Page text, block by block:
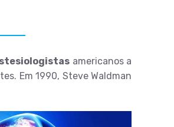
americanos a
Em 1990, Steve Waldman